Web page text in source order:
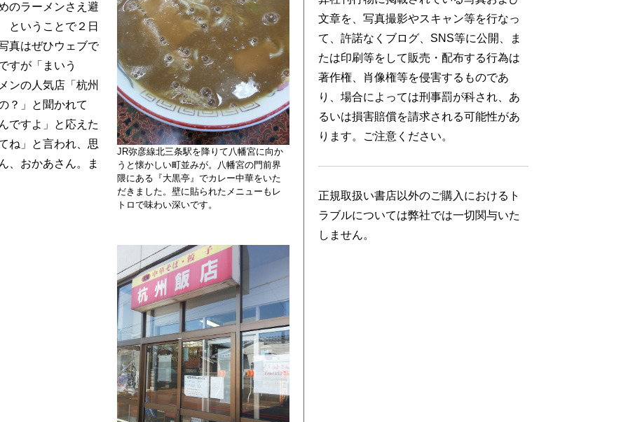
のラーメンさえ避
ということで２日
真はぜひウェブで
すが「まいう
ンの人気店「杭州
？」と聞かれて
ですよ」と応えた
ね」と言われ、思
、おかあさん。ま
JR弥彦線北三条駅を降りて八幡宮に向か
うと懐かしい町並みが。八幡宮の門前界
隈にある『大黒亭』でカレー中華をいた
だきました。壁に貼られたメニューもレ
トロで味わい深いです。
文章を、写真撮影やスキャン等を行なっ
て、許諾なくブログ、SNS等に公開、ま
たは印刷等をして販売・配布する行為は
著作権、肖像権等を侵害するものであ
り、場合によっては刑事罰が科され、あ
るいは損害賠償を請求される可能性があ
ります。ご注意ください。
正規取扱い書店以外のご購入におけるト
ラブルについては弊社では一切関与いた
しません。